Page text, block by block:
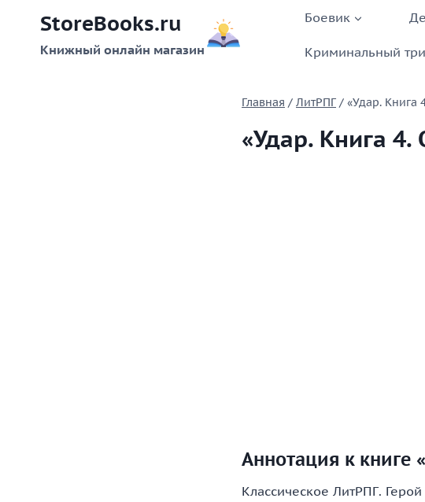
содержимому
StoreBooks.ru
Книжный онлайн магазин
Боевик
Криминальный
Главная / ЛитРПГ / «Удар. Книга
«Удар. Книга
Аннотация к книге
Классическое ЛитРПГ.